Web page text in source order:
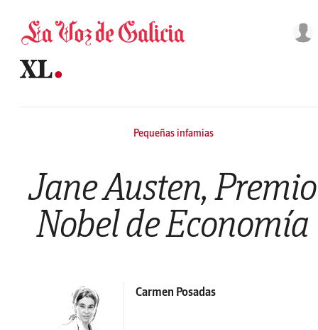
Pequeñas infamias
Jane Austen, Premio
Nobel de Economía
Carmen Posadas